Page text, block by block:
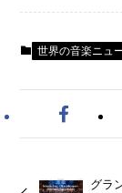
世界の音楽ニュ
グラ